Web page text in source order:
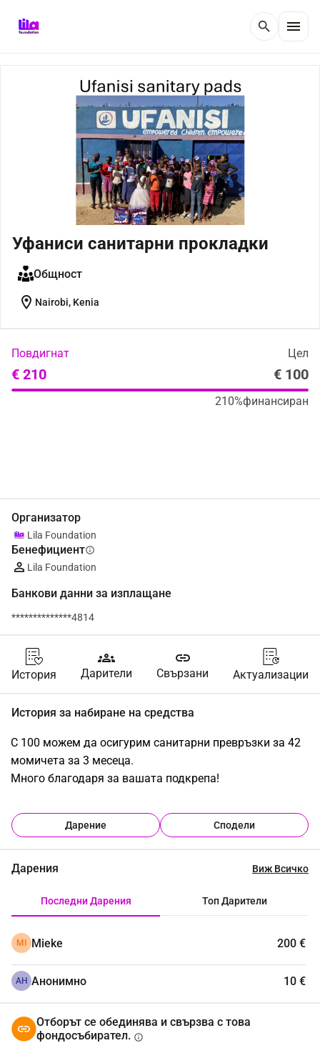
search menu
Уфаниси санитарни прокладки
Общност
location_on Nairobi, Kenia
Повдигнат Цел
€ 210 € 100
210%финансиран
Организатор
Lila Foundation
Бенефициентinfo
Lila Foundation
Банкови данни за изплащане
**************4814
История
groups
Дарители
link
Свързани Актуализации
История за набиране на средства
С 100 можем да осигурим санитарни превръзки за 42
момичета за 3 месеца.
Много благодаря за вашата подкрепа!
Дарение Сподели
Дарения Виж Всичко
Последни Дарения Топ Дарители
MI Mieke 200 €
АН Анонимно 10 €
Отборът се обединява и свързва с това
фондосъбирател. info